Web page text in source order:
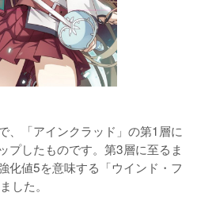
、「アインクラッド」の第1層に
プしたものです。第3層に至るま
化値5を意味する「ウインド・フ
した。